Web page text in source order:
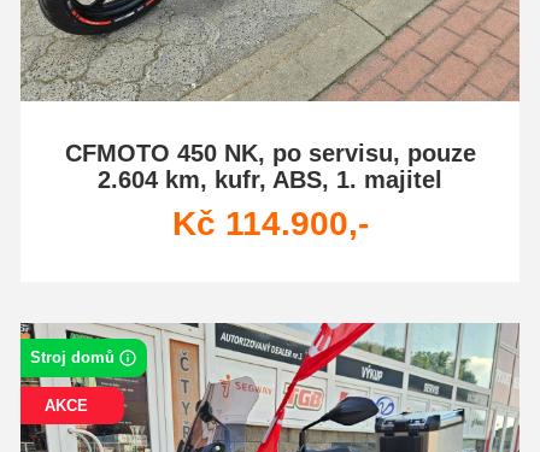
CFMOTO 450 NK, po servisu, pouze
2.604 km, kufr, ABS, 1. majitel
Kč 114.900,-
Stroj domů
AKCE